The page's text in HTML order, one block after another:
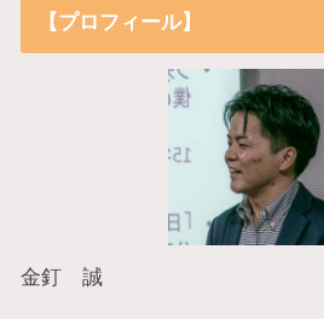
【プロフィール】
金釘 誠